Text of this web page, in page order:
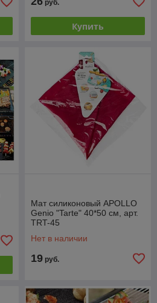
руб.
Купить
Мат силиконовый APOLLO
Genio "Tarte" 40*50 см, арт.
TRT-45
Нет в наличии
19 руб.